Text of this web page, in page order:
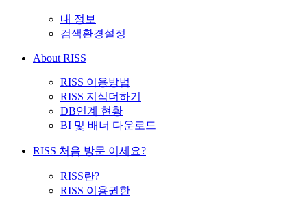
내 정보
검색환경설정
About RISS
RISS 이용방법
RISS 지식더하기
DB연계 현황
BI 및 배너 다운로드
RISS 처음 방문 이세요?
RISS란?
RISS 이용권한